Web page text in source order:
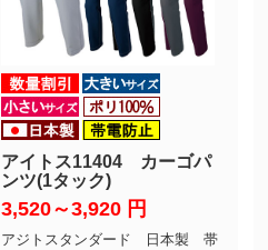
アイトス11404 カーゴパ
ンツ(1タック)
3,520～3,920 円
アジトスタンダード 日本製 帯